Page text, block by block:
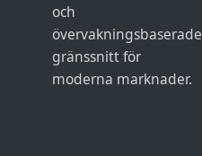
och
övervakningsbaserade
gränssnitt för
moderna marknader.